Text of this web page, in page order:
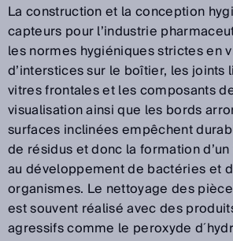
La construction et la conception
capteurs pour l’industrie
les normes hygiéniques strictes en
d’interstices sur le boîtier, les joints
vitres frontales et les composants
visualisation ainsi que les bords
surfaces inclinées empêchent
de résidus et donc la formation
au développement de bactéries et
organismes. Le nettoyage des
est souvent réalisé avec des
agressifs comme le peroxyde